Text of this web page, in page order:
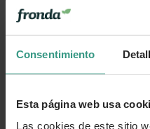
Consentimiento
Esta página web usa
Las cookies de este sitio